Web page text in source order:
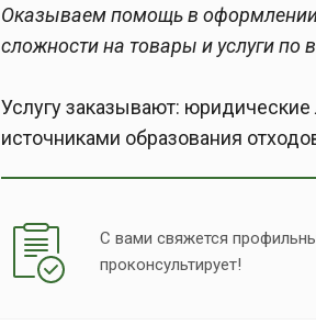
Оказываем помощь в
сложности на товары и услуги по
Услугу заказывают:
источниками образования
C вами свяжется
проконсультирует!